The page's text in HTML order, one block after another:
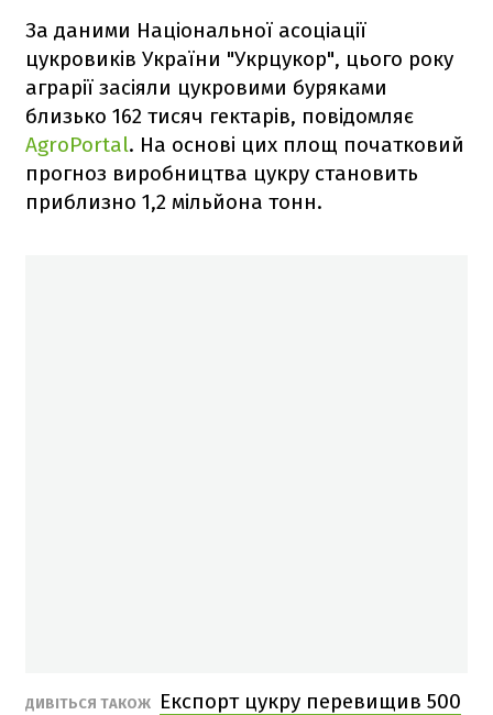
За даними Національної асоціації
цукровиків України "Укрцукор", цього року
аграрії засіяли цукровими буряками
близько 162 тисяч гектарів, повідомляє
AgroPortal. На основі цих площ початковий
прогноз виробництва цукру становить
приблизно 1,2 мільйона тонн.
ДИВІТЬСЯ ТАКОЖ
Експорт цукру перевищив 500